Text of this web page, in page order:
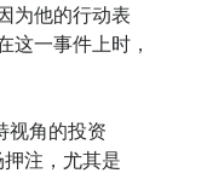
为他的行动表
这一事件上时，
视角的投资
注，尤其是